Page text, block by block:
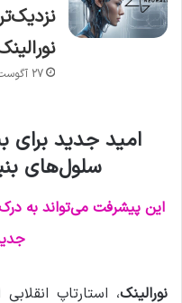
27 آگوست 2024
امید جدید برای
سلول‌های
این پیشرفت می‌تواند به
نورالینک، استارتاپ